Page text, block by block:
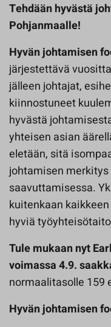
Tehdään hyvästä
Pohjanmaalle!
Hyvän johtamisen
järjestettävä
jälleen johtajat,
kiinnostuneet
hyvästä
yhteisen asian
eletään, sitä
johtamisen
saavuttamisessa.
kuitenkaan
hyviä
Tule mukaan nyt
voimassa 4.9.
normaalitasolle 159
Hyvän johtamisen